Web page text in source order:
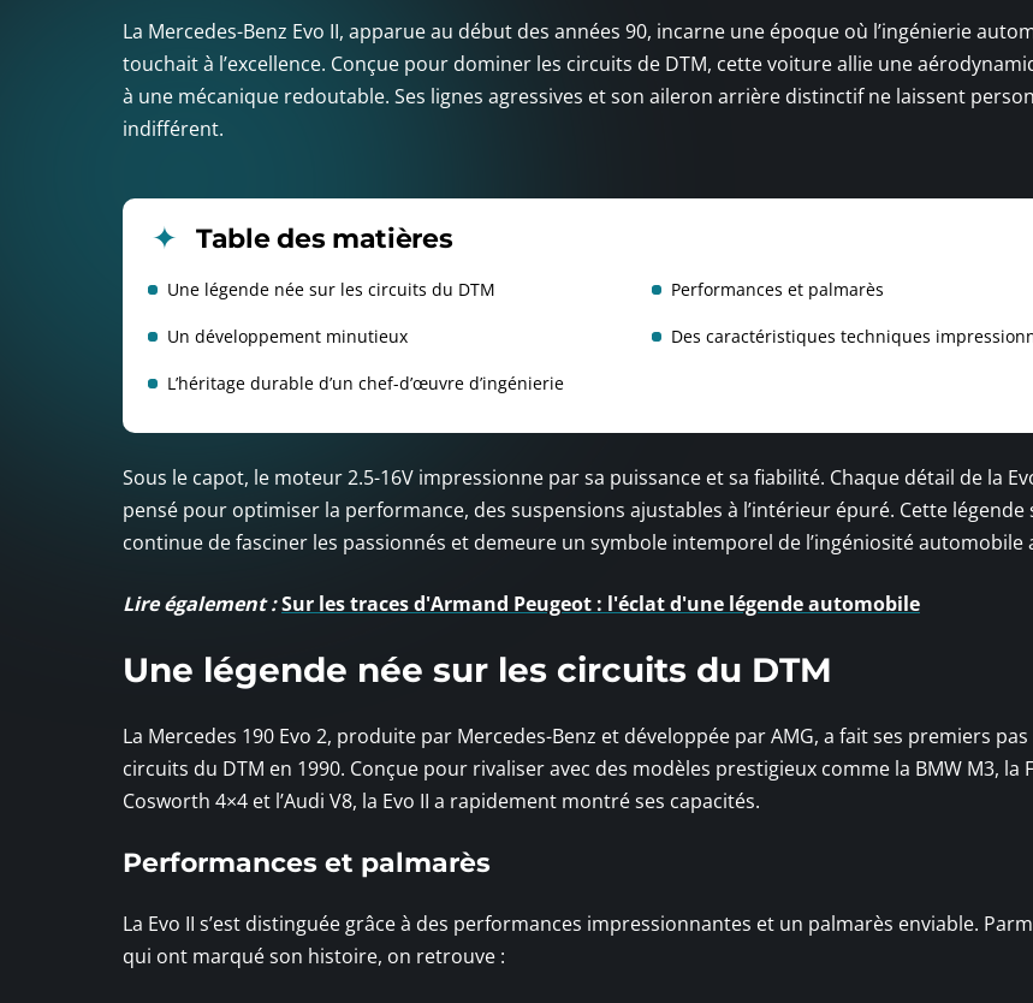
La Mercedes-Benz Evo II, apparue au début des années 90, incarne une époque où l’ingénierie
touchait à l’excellence. Conçue pour dominer les circuits de DTM, cette voiture allie une
à une mécanique redoutable. Ses lignes agressives et son aileron arrière distinctif ne laissent
indifférent.
Table des matières
Une légende née sur les circuits du DTM Performances et palmarès
Un développement minutieux Des caractéristiques techniques
L’héritage durable d’un chef-d’œuvre d’ingénierie
Sous le capot, le moteur 2.5-16V impressionne par sa puissance et sa fiabilité. Chaque détail de la
pensé pour optimiser la performance, des suspensions ajustables à l’intérieur épuré. Cette légende
continue de fasciner les passionnés et demeure un symbole intemporel de l’ingéniosité automobile
Lire également :Sur les traces d'Armand Peugeot : l'éclat d'une légende automobile
Une légende née sur les circuits du DTM
La Mercedes 190 Evo 2, produite par Mercedes-Benz et développée par AMG, a fait ses premiers
circuits du DTM en 1990. Conçue pour rivaliser avec des modèles prestigieux comme la BMW M3, la
Cosworth 4×4 et l’Audi V8, la Evo II a rapidement montré ses capacités.
Performances et palmarès
La Evo II s’est distinguée grâce à des performances impressionnantes et un palmarès enviable.
qui ont marqué son histoire, on retrouve :